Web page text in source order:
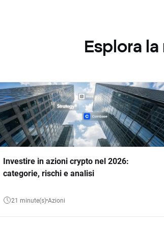
Esplora
Investire in azioni crypto nel 2026:
categorie, rischi e analisi
21 minute(s) Azioni